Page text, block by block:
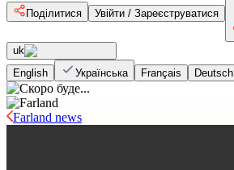
Поділитися
Увійти / Зареєструватися
uk
English
Українська Français Deutsch
Farland news